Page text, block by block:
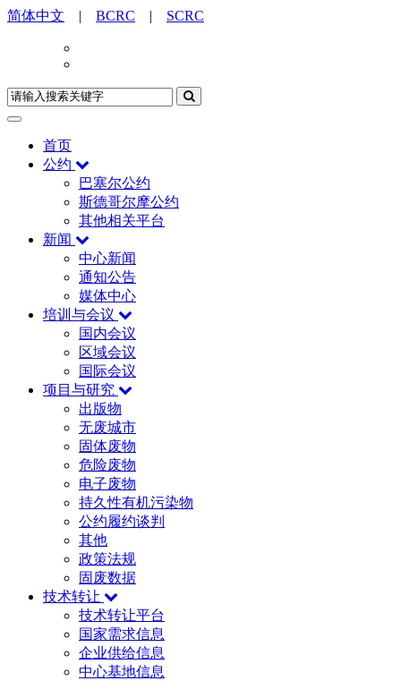
简体中文 | BCRC | SCRC
首页
公约
巴塞尔公约
斯德哥尔摩公约
其他相关平台
新闻
中心新闻
通知公告
媒体中心
培训与会议
国内会议
区域会议
国际会议
项目与研究
出版物
无废城市
固体废物
危险废物
电子废物
持久性有机污染物
公约履约谈判
其他
政策法规
固废数据
技术转让
技术转让平台
国家需求信息
企业供给信息
中心基地信息